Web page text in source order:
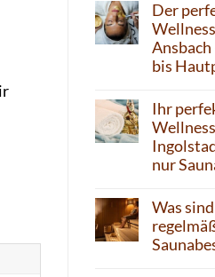
Der
Ansbach
bis
Ihr
nur
Was